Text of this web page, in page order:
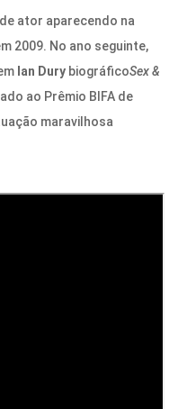
ator aparecendo na
2009. No ano seguinte,
Ian Dury biográficoSex &
ao Prêmio BIFA de
maravilhosa